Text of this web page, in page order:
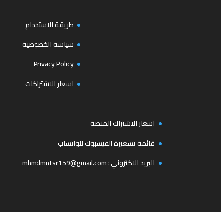
طريقة الاستخدام
سياسة الخصوصية
Privacy Policy
اسعار الاشتراكات
اسعار الاشتراك المنصة
قائمة تسعيرة الفيسبوك للواتساب
البريد الاكتروني :mhmdmntsr159@gmail.com